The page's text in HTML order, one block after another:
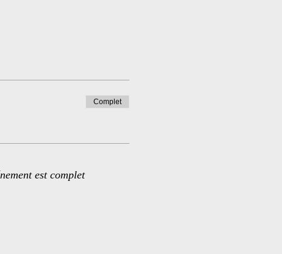
Complet
est complet